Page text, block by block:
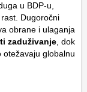
u BDP-u,
Dugoročni
obrane i ulaganja
zaduživanje, dok
otežavaju globalnu